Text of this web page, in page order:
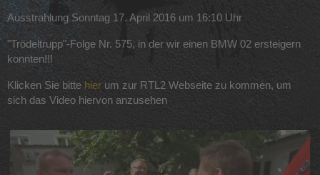
Ausstrahlung Sonntag 17. April 2016 um 16:10 Uhr
"Trödeltrupp"-Folge Nr. 575, in der wir einen BMW 02 ersteigern
konnten!!!
Klicken Sie bitte hier um zur RTL2 Webseite zu kommen, um
sich das Video hiervon anzusehen